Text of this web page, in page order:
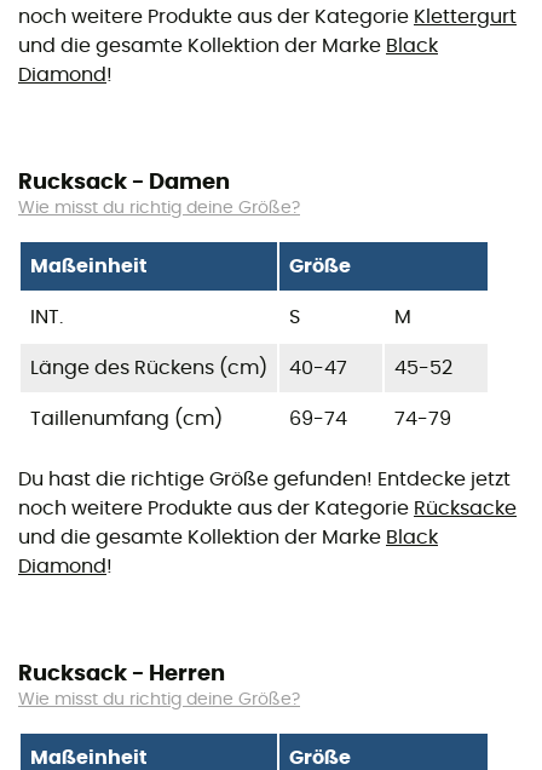
noch weitere Produkte aus der Kategorie Klettergurt
und die gesamte Kollektion der Marke Black
Diamond!
Rucksack - Damen
Wie misst du richtig deine Größe?
Maßeinheit Größe
INT. S M
Länge des Rückens (cm) 40-47 45-52
Taillenumfang (cm) 69-74 74-79
Du hast die richtige Größe gefunden! Entdecke jetzt
noch weitere Produkte aus der Kategorie Rücksacke
und die gesamte Kollektion der Marke Black
Diamond!
Rucksack - Herren
Wie misst du richtig deine Größe?
Maßeinheit Größe